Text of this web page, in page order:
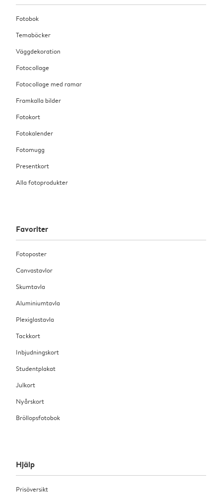
Fotobok
Temaböcker
Väggdekoration
Fotocollage
Fotocollage med ramar
Framkalla bilder
Fotokort
Fotokalender
Fotomugg
Presentkort
Alla fotoprodukter
Favoriter
Fotoposter
Canvastavlor
Skumtavla
Aluminiumtavla
Plexiglastavla
Tackkort
Inbjudningskort
Studentplakat
Julkort
Nyårskort
Bröllopsfotobok
Hjälp
Prisöversikt